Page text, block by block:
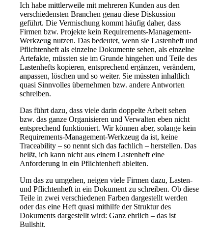
Ich habe mittlerweile mit mehreren Kunden aus den
verschiedensten Branchen genau diese Diskussion
geführt. Die Vermischung kommt häufig daher, dass
Firmen bzw. Projekte kein Requirements-Management-
Werkzeug nutzen. Das bedeutet, wenn sie Lastenheft und
Pflichtenheft als einzelne Dokumente sehen, als einzelne
Artefakte, müssten sie im Grunde hingehen und Teile des
Lastenhefts kopieren, entsprechend ergänzen, verändern,
anpassen, löschen und so weiter. Sie müssten inhaltlich
quasi Sinnvolles übernehmen bzw. andere Antworten
schreiben.
Das führt dazu, dass viele darin doppelte Arbeit sehen
bzw. das ganze Organisieren und Verwalten eben nicht
entsprechend funktioniert. Wir können aber, solange kein
Requirements-Management-Werkzeug da ist, keine
Traceability – so nennt sich das fachlich – herstellen. Das
heißt, ich kann nicht aus einem Lastenheft eine
Anforderung in ein Pflichtenheft ableiten.
Um das zu umgehen, neigen viele Firmen dazu, Lasten-
und Pflichtenheft in ein Dokument zu schreiben. Ob diese
Teile in zwei verschiedenen Farben dargestellt werden
oder das eine Heft quasi mithilfe der Struktur des
Dokuments dargestellt wird: Ganz ehrlich – das ist
Bullshit.